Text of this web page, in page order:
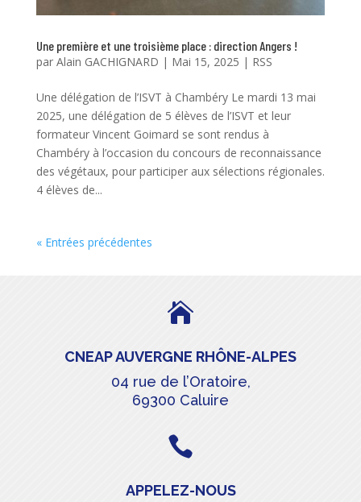
Une première et une troisième place : direction Angers !
par Alain GACHIGNARD | Mai 15, 2025 | RSS
Une délégation de l’ISVT à Chambéry Le mardi 13 mai
2025, une délégation de 5 élèves de l’ISVT et leur
formateur Vincent Goimard se sont rendus à
Chambéry à l’occasion du concours de reconnaissance
des végétaux, pour participer aux sélections régionales.
4 élèves de...
« Entrées précédentes

CNEAP AUVERGNE RHÔNE-ALPES
04 rue de l’Oratoire,
69300 Caluire

APPELEZ-NOUS